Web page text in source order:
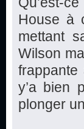
House à
mettant
Wilson
y’a bien
plonger